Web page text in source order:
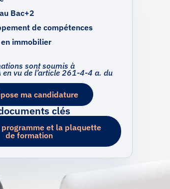
Bac+2
de compétences
immobilier
sont soumis à
en vu de l’article 261-4-4 a. du
ma candidature
clés
et la plaquette
de formation